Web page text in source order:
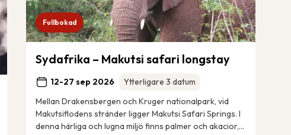
Fullbokad
Sydafrika – Makutsi safari longstay
12-27 sep 2026
Ytterligare 3 datum
Mellan Drakensbergen och Kruger nationalpark, vid
Makutsiflodens stränder ligger Makutsi Safari Springs. I
denna härliga och lugna miljö finns palmer och akacior,